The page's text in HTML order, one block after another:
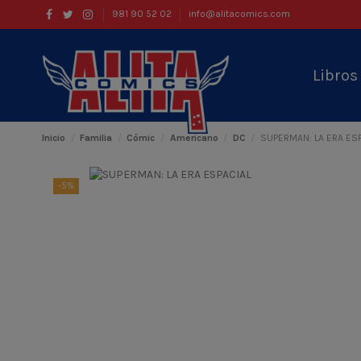
981 90 52 02 info@alitacomics.com
Libros
Inicio Familia Cómic Americano DC SUPERMAN: LA ERA
-5%